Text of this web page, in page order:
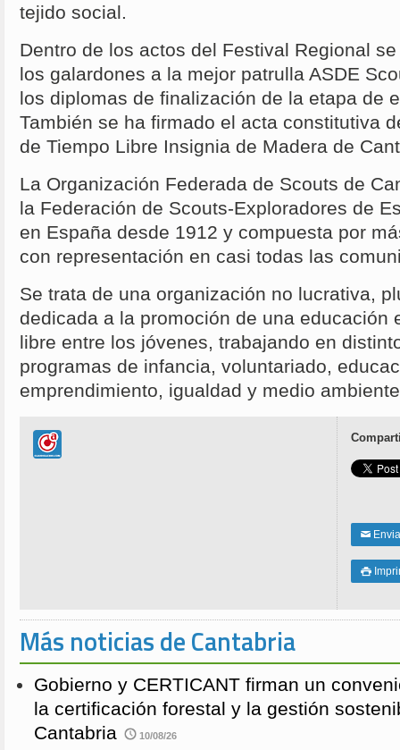
tejido social.
Dentro de los actos del Festival Regional
los galardones a la mejor patrulla ASDE
los diplomas de finalización de la etapa de
También se ha firmado el acta constitutiva
de Tiempo Libre Insignia de Madera de
La Organización Federada de Scouts de
la Federación de Scouts-Exploradores de
en España desde 1912 y compuesta por
con representación en casi todas las
Se trata de una organización no lucrativa,
dedicada a la promoción de una educación
libre entre los jóvenes, trabajando en
programas de infancia, voluntariado,
emprendimiento, igualdad y medio
✉

Más noticias de Cantabria
Gobierno y CERTICANT firman un
la certificación forestal y la gestión
Cantabria
10/08/26